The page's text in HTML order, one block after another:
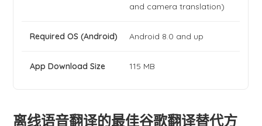
and camera translation)
Android 8.0 and up
115 MB
离线语音翻译的最佳谷歌翻译替代方